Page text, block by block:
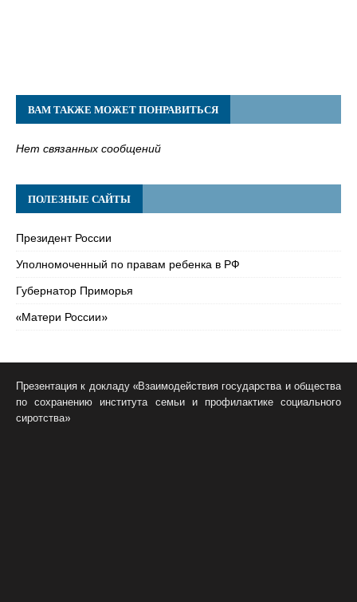
ВАМ ТАКЖЕ МОЖЕТ ПОНРАВИТЬСЯ
Нет связанных сообщений
ПОЛЕЗНЫЕ САЙТЫ
Президент России
Уполномоченный по правам ребенка в РФ
Губернатор Приморья
«Матери России»
Презентация к докладу «Взаимодействия государства и общества
по сохранению института семьи и профилактике социального
сиротства»